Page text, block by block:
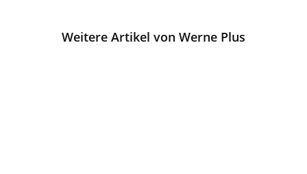
Weitere Artikel von Werne Plus